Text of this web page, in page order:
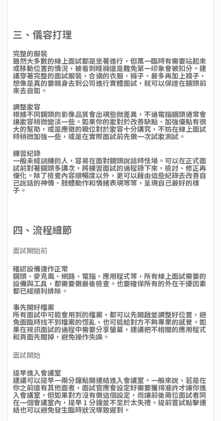
三、儀容打理
完整的服裝
雖然大多數的線上面試都是坐著進行，但萬一臨時有需要站起來
或移動位置的情況，被看到睡褲還是難免第一印象會被扣分。建
議穿著完整的面試服裝，合適的衣服、褲子、最多再加上襪子，
想像是真的要親身去到公司進行實體面試，就可以保證在鏡頭前
來去自如。
調整妝容
根據不同鏡頭的影像品質會出現些微差異，不過電腦鏡頭通常會
讓妝容稍微變淡一些。如果你的妝對於改善缺點、加強優點有很
大的幫助，或是應徵的職位對於妝容十分講究，不妨在線上面試
時稍微加強一些，或是在實際面試前先做一次試妝測試。
練習紀錄
一般未經訓練的人，容易在面對鏡頭說話時怯場。可以在正式面
試前對著鏡頭多講次，將練習面試的過程錄下來，檢討、修正再
優化。除了檢查內容順暢度以外，更可以藉由這些紀錄去改善自
己說話的神情、肢體動作和情緒表現等等，呈現自己最好的樣
子。
四、流程細節
面試開始前
確認設備運作正常
鏡頭、麥克風、網路、電腦、應用程式等，所有線上面試需要的
設備與工具，都需要做最後檢查。也要確保所有的外在干擾因素
都已經順利排除。
事先開好檔案
所有面試中可能會用到的檔案，都可以先開啟並調整好位置，避
免面臨時找不到檔案的慌亂，也可能給對方不夠專業的感覺。如
果在視訊面試的過程中需要分享螢幕，建議把不相關的應用程式
和頁面先關掉，避免操作失誤。
面試開始
提早進入會議室
建議可以提早一兩分鐘點開連結進入會議室。一般來說，若是在
你之前還有其他面者，面試官應會設定好需要獲得准許才讓你進
入會議室，但如果對方沒有做這個設定，而讓前後兩位面試者同
在一個會議室內，提早 1 分鐘並不至於太失禮。提前嘗試點擊連
結也可以避免發生臨時狀況導致遲到。